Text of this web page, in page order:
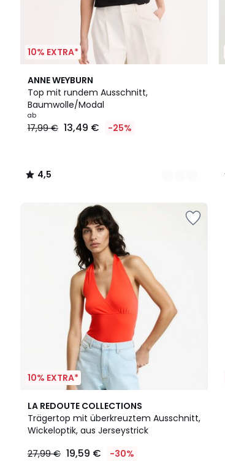
10% EXTRA*
ANNE WEYBURN
Top mit rundem Ausschnitt,
Baumwolle/Modal
ab
17,99 € 13,49 € -25%
4,5
/ 5
2
Farben
4,5
/
10% EXTRA*
LA REDOUTE COLLECTIONS
Trägertop mit überkreuztem Ausschnitt,
Wickeloptik, aus Jerseystrick
27,99 € 19,59 € -30%